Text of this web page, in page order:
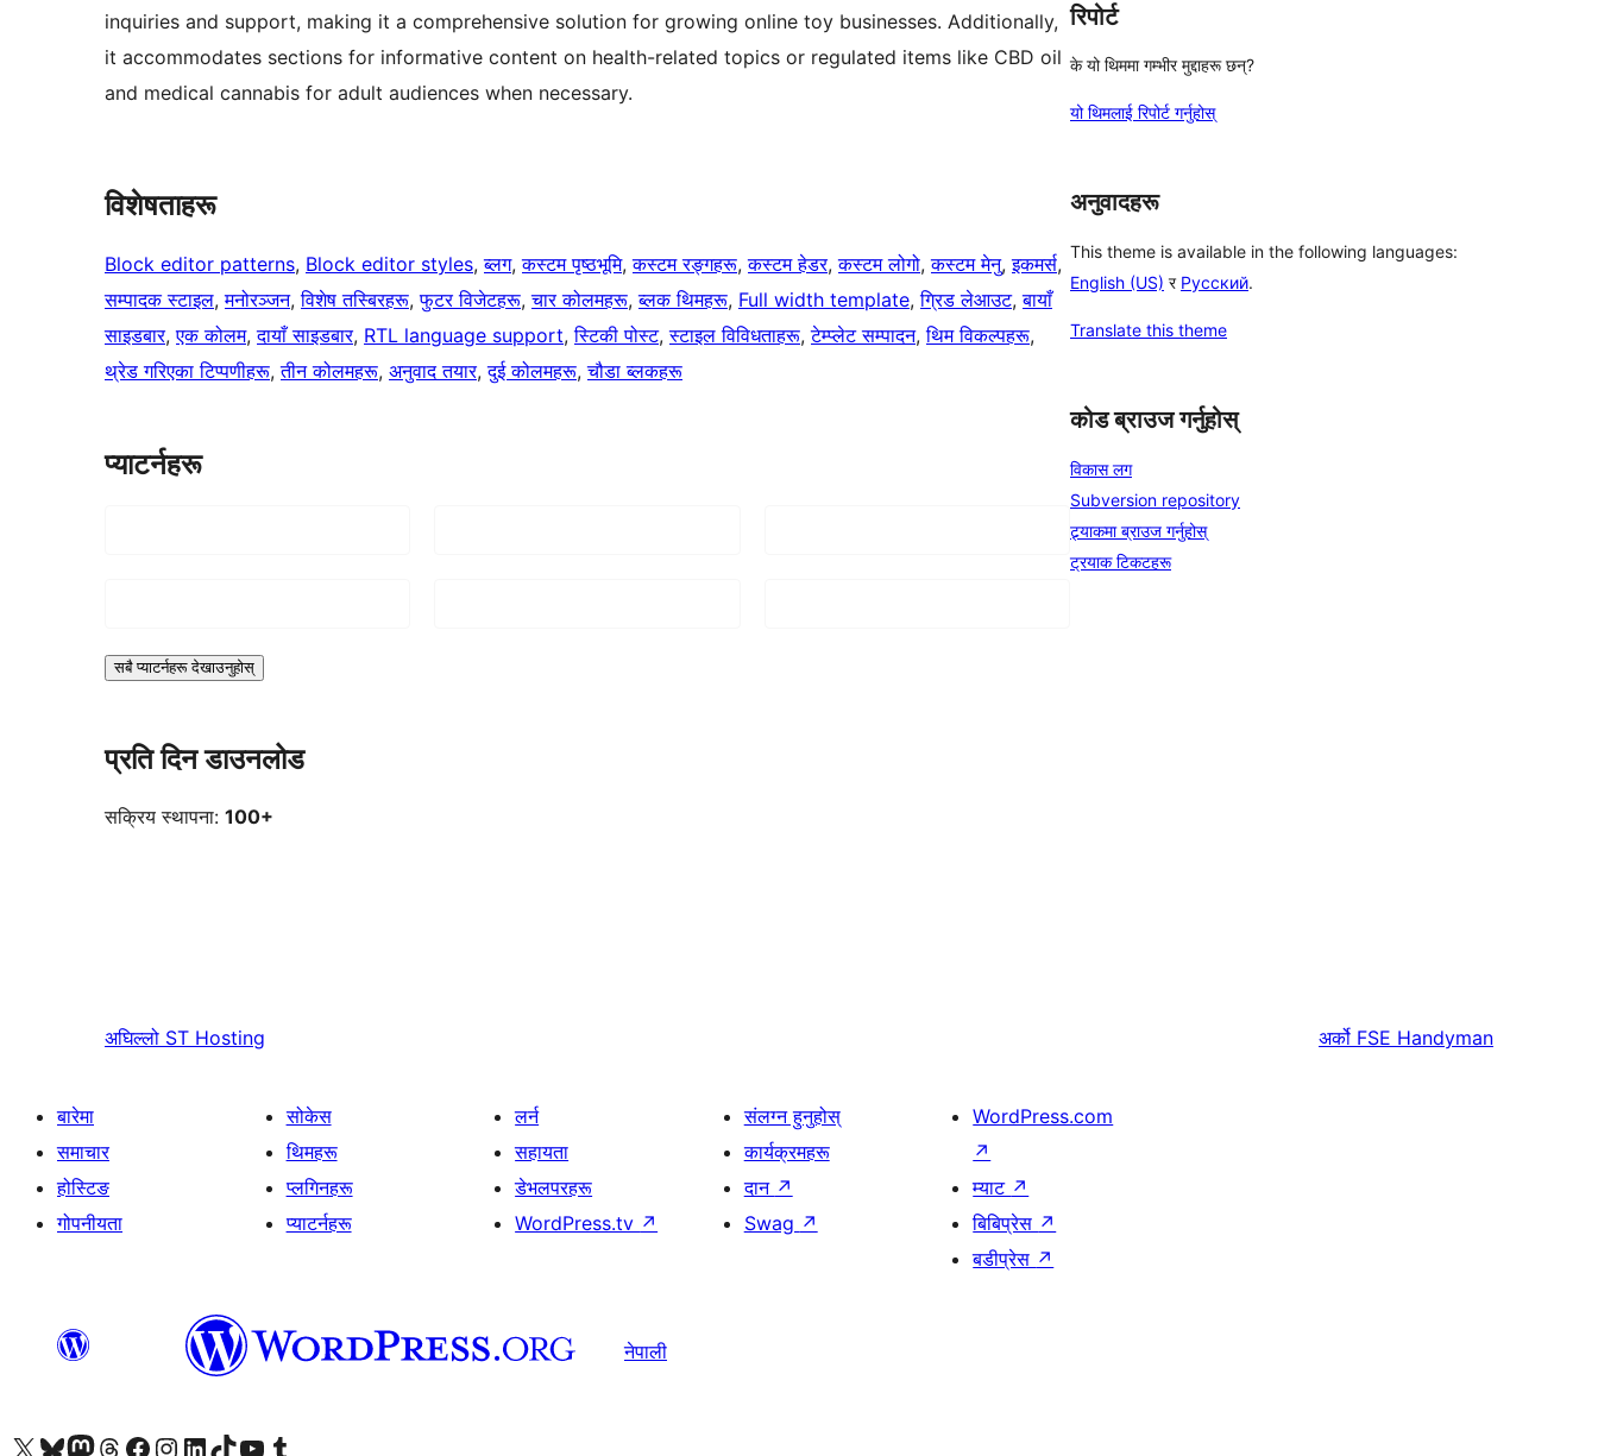
inquiries and support, making it a comprehensive solution for growing online toy businesses. Additionally,
it accommodates sections for informative content on health-related topics or regulated items like CBD oil
and medical cannabis for adult audiences when necessary.
विशेषताहरू
Block editor patterns, Block editor styles, ब्लग, कस्टम पृष्ठभूमि, कस्टम रङ्गहरू, कस्टम हेडर, कस्टम लोगो, कस्टम मेनु, इकमर्स
सम्पादक स्टाइल, मनोरञ्जन, विशेष तस्बिरहरू, फुटर विजेटहरू, चार कोलमहरू, ब्लक थिमहरू, Full width template, ग्रिड लेआउट, बायाँ
साइडबार, एक कोलम, दायाँ साइडबार, RTL language support, स्टिकी पोस्ट, स्टाइल विविधताहरू, टेम्प्लेट सम्पादन, थिम विकल्पहरू
थ्रेड गरिएका टिप्पणीहरू, तीन कोलमहरू, अनुवाद तयार, दुई कोलमहरू, चौडा ब्लकहरू
प्याटर्नहरू
सबै प्याटर्नहरू देखाउनुहोस्
प्रति दिन डाउनलोड
सक्रिय स्थापना: 100+
रिपोर्ट
के यो थिममा गम्भीर मुद्दाहरू छन्?
यो थिमलाई रिपोर्ट गर्नुहोस्
अनुवादहरू
This theme is available in the following languages:
English (US) र Русский.
Translate this theme
कोड ब्राउज गर्नुहोस्
विकास लग
Subversion repository
ट्र्याकमा ब्राउज गर्नुहोस्
ट्रयाक टिकटहरू
अघिल्लो ST Hosting अर्को FSE Handyman
बारेमा
समाचार
होस्टिङ
गोपनीयता
सोकेस
थिमहरू
प्लगिनहरू
प्याटर्नहरू
लर्न
सहायता
डेभलपरहरू
WordPress.tv ↗
संलग्न हुनुहोस्
कार्यक्रमहरू
दान ↗
Swag ↗
WordPress.com
↗
म्याट ↗
बिबिप्रेस ↗
बडीप्रेस ↗
नेपाली
हाम्रो X (पहिले ट्विटर) खातामा जानुहोस्
हाम्रो Bluesky खाता भ्रमण गर्नुहोस्
हाम्रो म्यास्टोडन खाता भ्रमण गर्नुहोस्
हाम्रो थ्रेड्स खातामा जानुहोस्
हाम्रो फेसबुक पेजमा जानुहोस्
हाम्रो इन्स्टाग्राम खातामा जानुहोस्
हाम्रो लिङ्क्डइन खातामा जानुहोस्
हाम्रो TikTok खाता भ्रमण गर्नुहोस्
हाम्रो युट्युब च्यानलमा जानुहोस्
हाम्रो टम्बलर खाता भ्रमण गर्नुहोस्